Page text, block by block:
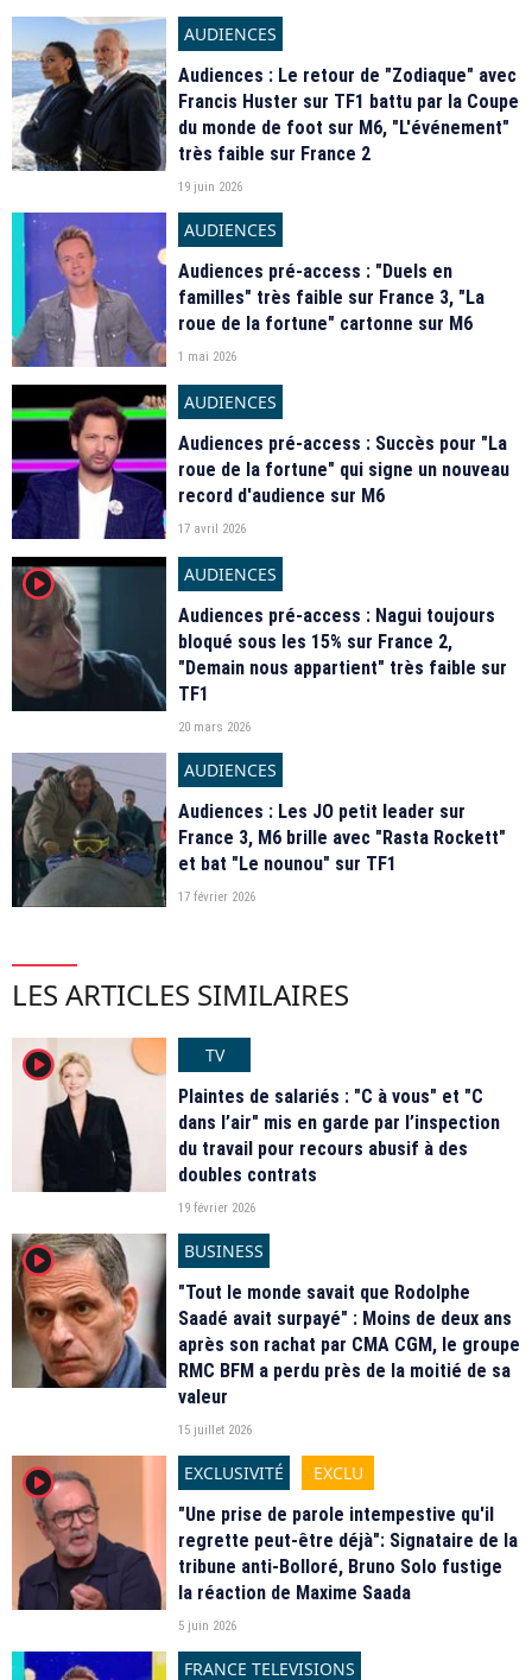
AUDIENCES
Audiences : Le retour de "Zodiaque" avec
Francis Huster sur TF1 battu par la Coupe
du monde de foot sur M6, "L'événement"
très faible sur France 2
19 juin 2026
AUDIENCES
Audiences pré-access : "Duels en
familles" très faible sur France 3, "La
roue de la fortune" cartonne sur M6
1 mai 2026
AUDIENCES
Audiences pré-access : Succès pour "La
roue de la fortune" qui signe un nouveau
record d'audience sur M6
17 avril 2026
player2
AUDIENCES
Audiences pré-access : Nagui toujours
bloqué sous les 15% sur France 2,
"Demain nous appartient" très faible sur
TF1
20 mars 2026
AUDIENCES
Audiences : Les JO petit leader sur
France 3, M6 brille avec "Rasta Rockett"
et bat "Le nounou" sur TF1
17 février 2026
LES ARTICLES SIMILAIRES
player2
TV
Plaintes de salariés : "C à vous" et "C
dans l’air" mis en garde par l’inspection
du travail pour recours abusif à des
doubles contrats
19 février 2026
player2
BUSINESS
"Tout le monde savait que Rodolphe
Saadé avait surpayé" : Moins de deux ans
après son rachat par CMA CGM, le groupe
RMC BFM a perdu près de la moitié de sa
valeur
15 juillet 2026
player2 EXCLUSIVITÉ
EXCLU
"Une prise de parole intempestive qu'il
regrette peut-être déjà": Signataire de la
tribune anti-Bolloré, Bruno Solo fustige
la réaction de Maxime Saada
5 juin 2026
FRANCE TELEVISIONS